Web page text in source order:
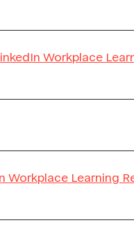
Workplace
Workplace Learning